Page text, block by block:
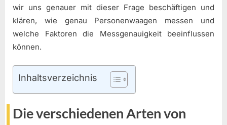
wir uns genauer mit dieser Frage beschäftigen und
klären, wie genau Personenwaagen messen und
welche Faktoren die Messgenauigkeit beeinflussen
können.
Inhaltsverzeichnis
Die verschiedenen Arten von